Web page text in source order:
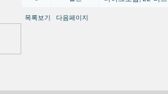
목록보기 다음페이지